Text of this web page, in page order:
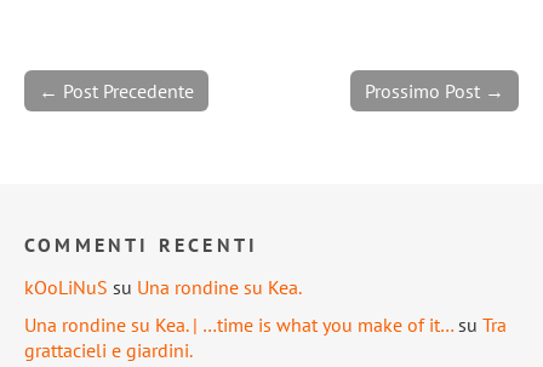
Prossimo Post →
← Post Precedente
COMMENTI RECENTI
kOoLiNuS su Una rondine su Kea.
Una rondine su Kea. | …time is what you make of it… su Tra
grattacieli e giardini.